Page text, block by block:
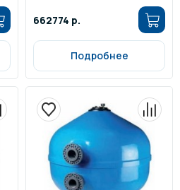
662774 р.
Подробнее